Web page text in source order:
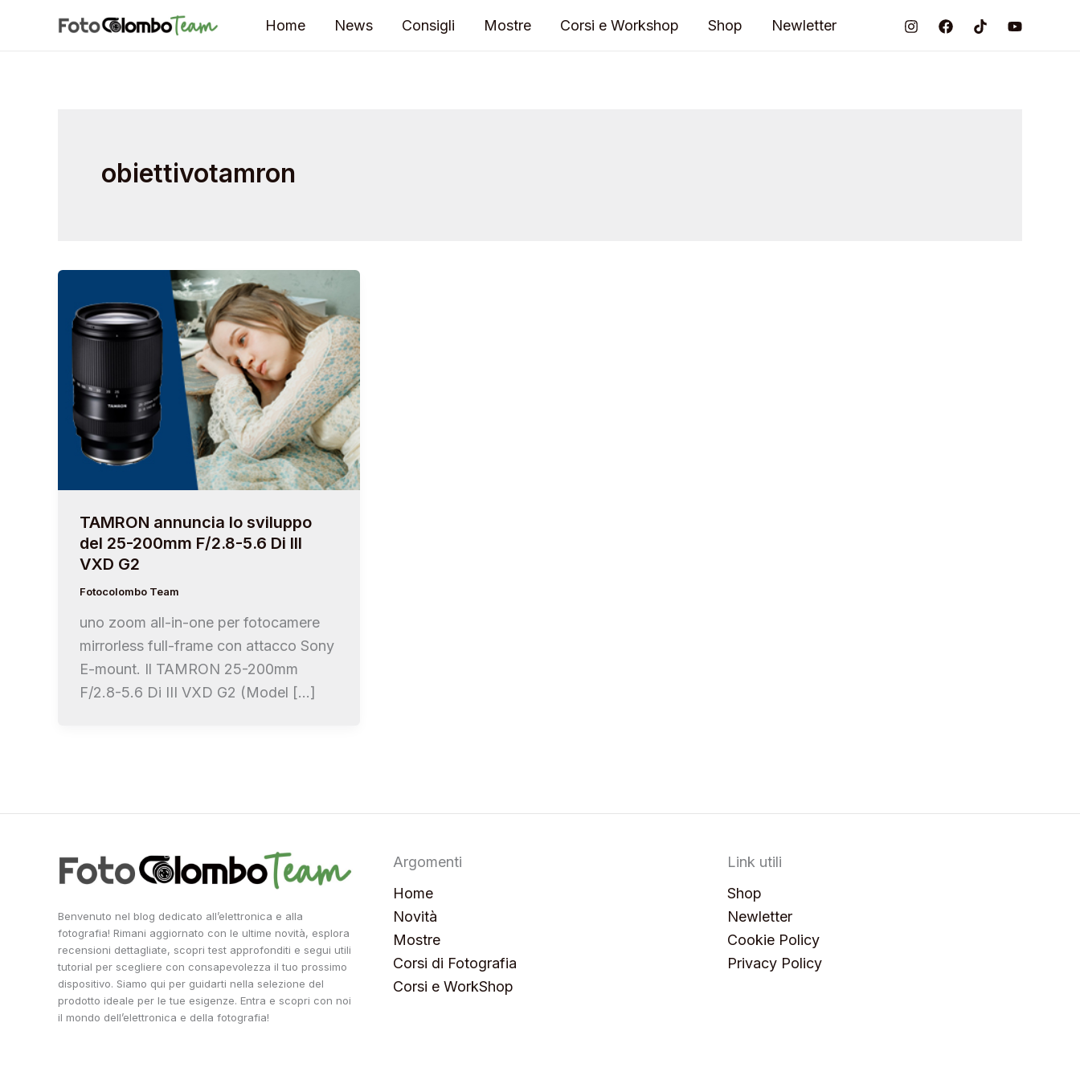
Home News Consigli Mostre Corsi e Workshop Shop Newletter
obiettivotamron
TAMRON annuncia lo sviluppo
del 25-200mm F/2.8-5.6 Di III
VXD G2
Fotocolombo Team
uno zoom all-in-one per fotocamere
mirrorless full-frame con attacco Sony
E-mount. Il TAMRON 25-200mm
F/2.8-5.6 Di III VXD G2 (Model […]
Benvenuto nel blog dedicato all’elettronica e alla
fotografia! Rimani aggiornato con le ultime novità, esplora
recensioni dettagliate, scopri test approfonditi e segui utili
tutorial per scegliere con consapevolezza il tuo prossimo
dispositivo. Siamo qui per guidarti nella selezione del
prodotto ideale per le tue esigenze. Entra e scopri con noi
il mondo dell’elettronica e della fotografia!
Argomenti
Home
Novità
Mostre
Corsi di Fotografia
Corsi e WorkShop
Link utili
Shop
Newletter
Cookie Policy
Privacy Policy